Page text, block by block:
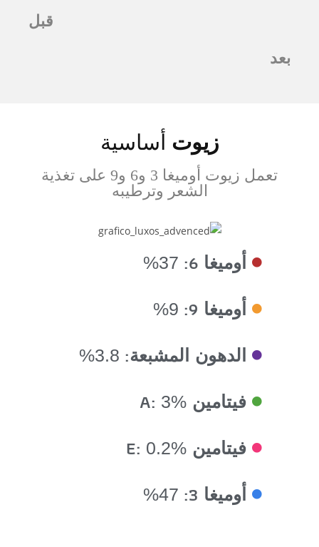
قبل
بعد
زيوت أساسية
تعمل زيوت أوميغا 3 و6 و9 على تغذية
الشعر وترطيبه
أوميغا 6:
أوميغا 9:
الدهون المشبعة:
فيتامين A:3%
فيتامين E:0.2%
أوميغا 3: